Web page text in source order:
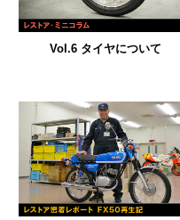
Vol.6 タイヤについて